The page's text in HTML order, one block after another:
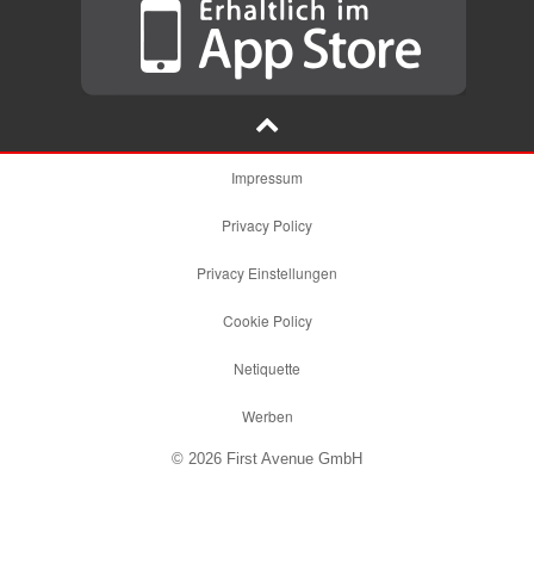
Impressum
Privacy Policy
Privacy Einstellungen
Cookie Policy
Netiquette
Werben
© 2026 First Avenue GmbH